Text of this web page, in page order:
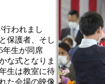
われまし
保護者、そし
年生が同席
な式となりま
生は教室に待
た会場の映像